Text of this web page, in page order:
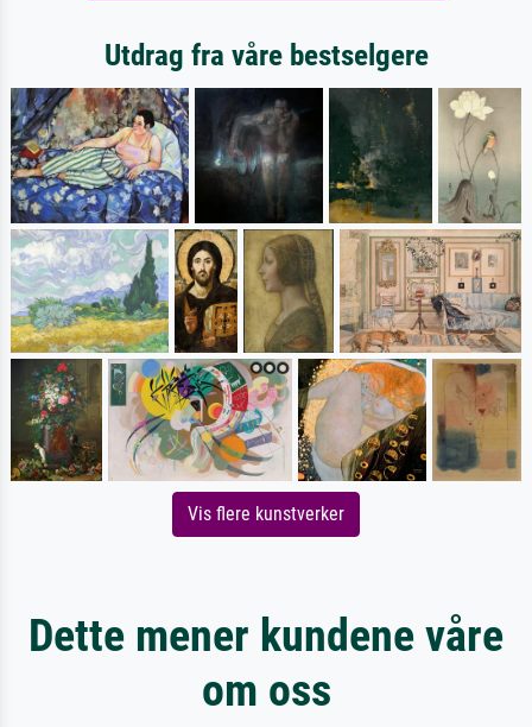
Utdrag fra våre bestselgere
Vis flere kunstverker
Dette mener kundene våre
om oss